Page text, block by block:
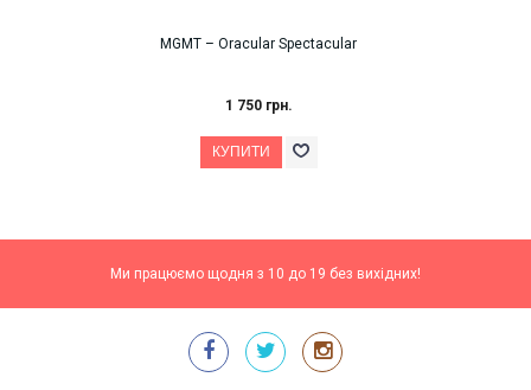
MGMT ‎– Oracular Spectacular
1 750 грн.
Ми працюємо щодня з 10 до 19 без вихідних!